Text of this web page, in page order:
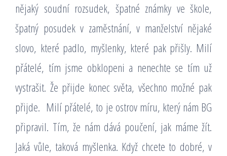
nějaký soudní rozsudek, špatné známky ve škole,
špatný posudek v zaměstnání, v manželství nějaké
slovo, které padlo, myšlenky, které pak přišly. Milí
přátelé, tím jsme obklopeni a nenechte se tím už
vystrašit. Že přijde konec světa, všechno možné pak
přijde. Milí přátelé, to je ostrov míru, který nám BG
připravil. Tím, že nám dává poučení, jak máme žít.
Jaká vůle, taková myšlenka. Když chcete to dobré, v